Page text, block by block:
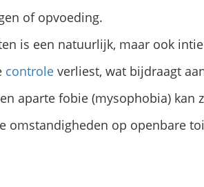
of opvoeding.
is een natuurlijk, maar ook
controle verliest, wat bijdraagt
aparte fobie (mysophobia) kan
omstandigheden op openbare